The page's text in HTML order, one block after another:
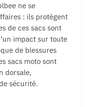
ne se
: ils protègent
de ces sacs sont
impact sur toute
de blessures
sacs moto sont
dorsale,
sécurité.